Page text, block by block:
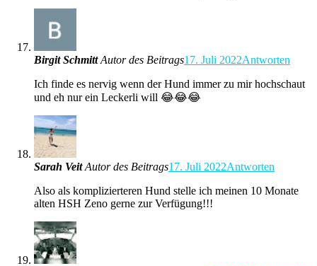
Birgit Schmitt Autor des Beitrags17. Juli 2022Antworten
Ich finde es nervig wenn der Hund immer zu mir hochschaut
und eh nur ein Leckerli will 😂😂😂
Sarah Veit Autor des Beitrags17. Juli 2022Antworten
Also als komplizierteren Hund stelle ich meinen 10 Monate
alten HSH Zeno gerne zur Verfügung!!!